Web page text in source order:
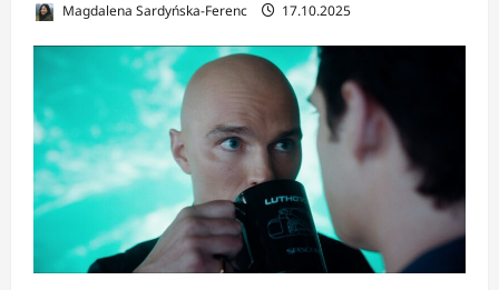
Magdalena Sardyńska-Ferenc 17.10.2025